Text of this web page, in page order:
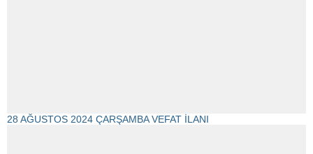
28 AĞUSTOS 2024 ÇARŞAMBA VEFAT İLANI